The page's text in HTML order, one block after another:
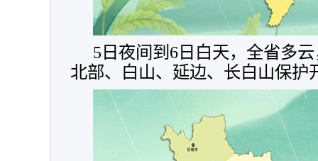
5日夜间到6日白天，全省多
北部、白山、延边、长白山保护